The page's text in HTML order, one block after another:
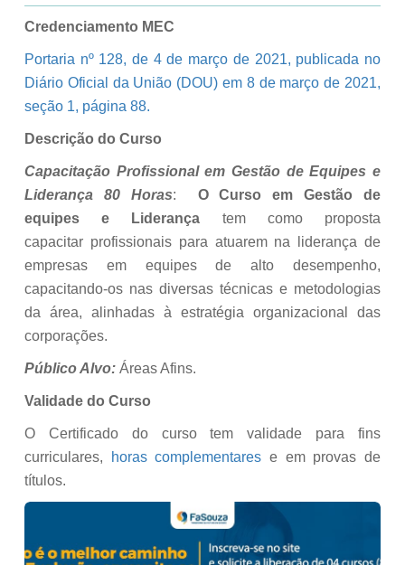
Credenciamento MEC
Portaria nº 128, de 4 de março de 2021, publicada no
Diário Oficial da União (DOU) em 8 de março de 2021,
seção 1, página 88.
Descrição do Curso
Capacitação Profissional em Gestão de Equipes e
Liderança 80 Horas: O Curso em Gestão de
equipes e Liderança tem como proposta
capacitar profissionais para atuarem na liderança de
empresas em equipes de alto desempenho,
capacitando-os nas diversas técnicas e metodologias
da área, alinhadas à estratégia organizacional das
corporações.
Público Alvo: Áreas Afins.
Validade do Curso
O Certificado do curso tem validade para fins
curriculares,
horas complementares e em provas de
títulos.